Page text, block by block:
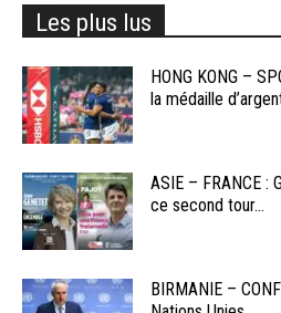
Les plus lus
HONG KONG –
la médaille
ASIE – FRANCE :
ce second tour...
BIRMANIE –